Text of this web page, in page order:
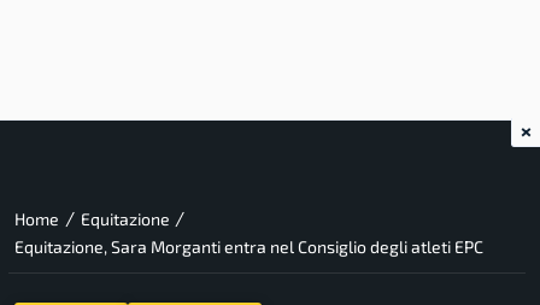
Home / Equitazione /
Equitazione, Sara Morganti entra nel Consiglio degli atleti EPC
×